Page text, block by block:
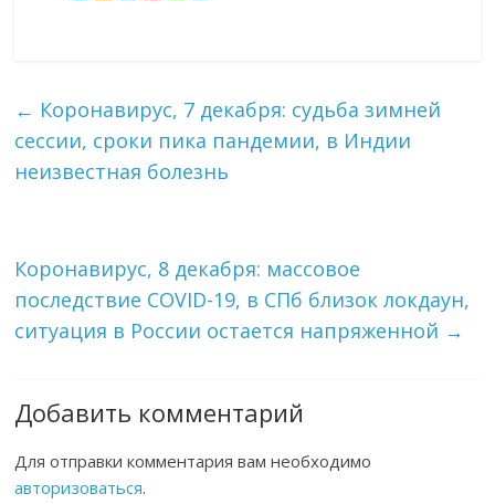
← Коронавирус, 7 декабря: судьба зимней
сессии, сроки пика пандемии, в Индии
неизвестная болезнь
Коронавирус, 8 декабря: массовое
последствие COVID-19, в СПб близок локдаун,
ситуация в России остается напряженной →
Добавить комментарий
Для отправки комментария вам необходимо
авторизоваться.